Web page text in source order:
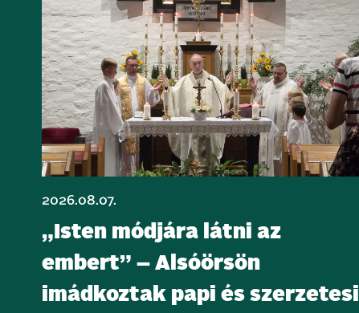
2026.08.07.
„Isten módjára látni az
embert” – Alsóörsön
imádkoztak papi és szerzetesi